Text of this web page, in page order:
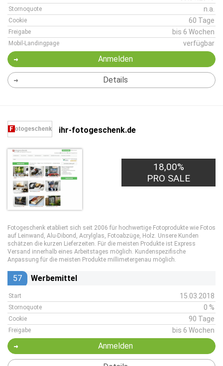
Stornoquote n.a.
Cookie 60 Tage
Freigabe bis 6 Wochen
Mobil-Landingpage verfügbar
Anmelden
Details
ihr-fotogeschenk.de
18,00%
PRO SALE
Fotogeschenk etabliert sich seit 2006 für hochwertige Fotoprodukte wie Fotos
auf Leinwand, Alu-Dibond, Acrylglas, Fotoabzüge, Holz. Unsere Kunden
schätzen die kurzen Lieferzeiten. Für die meisten Produkte ist Express
Versand innerhalb eines Arbeitstages möglich. Kundenspezifische
Anpassung für die meisten Produkte millimetergenau möglich.
57 Werbemittel
Start 15.03.2018
Stornoquote 0 %
Cookie 90 Tage
Freigabe bis 6 Wochen
Anmelden